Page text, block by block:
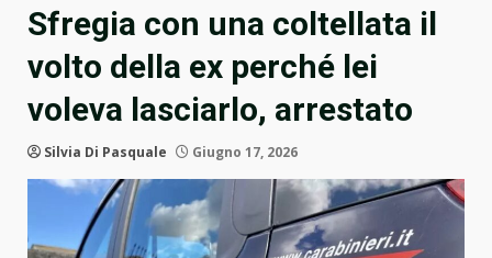
Sfregia con una coltellata il
volto della ex perché lei
voleva lasciarlo, arrestato
Silvia Di Pasquale Giugno 17, 2026